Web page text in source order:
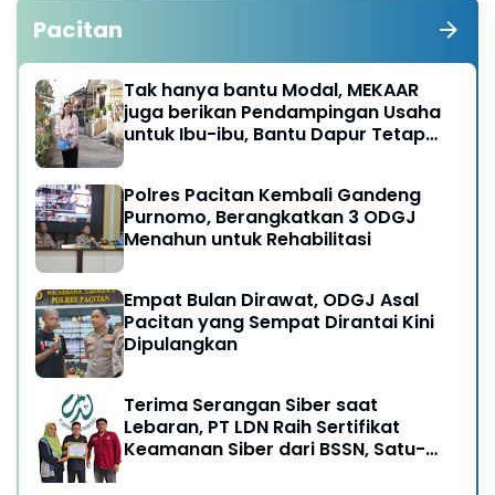
Pacitan
Tak hanya bantu Modal, MEKAAR
juga berikan Pendampingan Usaha
untuk Ibu-ibu, Bantu Dapur Tetap
Polres Pacitan Kembali Gandeng
Purnomo, Berangkatkan 3 ODGJ
Menahun untuk Rehabilitasi
Empat Bulan Dirawat, ODGJ Asal
Pacitan yang Sempat Dirantai Kini
Dipulangkan
Terima Serangan Siber saat
Lebaran, PT LDN Raih Sertifikat
Keamanan Siber dari BSSN, Satu-